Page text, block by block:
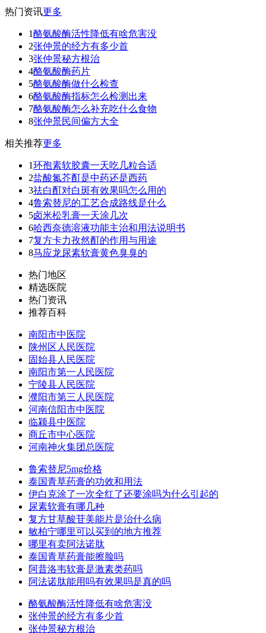
热门资讯更多
1酪氨酸酶活性降低有啥危害没
2张仲景的经方有多少首
3张仲景秘方根治
4酪氨酸酶药片
5酪氨酸酶做什么检查
6酪氨酸酶指标怎么检测出来
7酪氨酸酶怎么补充吃什么食物
8张仲景民间偏方大全
相关推荐更多
1环孢素软胶囊一天吃几粒合适
2盐酸氮芥酊是中药还是西药
3祛白酊对白斑有效果吗怎么用的
4鲁索替尼的工艺合成路线是什么
5卤米松乳膏一天涂几次
6哈西奈德溶液功能主治和用法说明书
7复方卡力孜然酊的作用与用途
8马应龙尿素软膏黄色臭臭的
热门地区
精选医院
热门资讯
推荐百科
南阳市中医院
陕州区人民医院
固始县人民医院
南阳市第一人民医院
宁陵县人民医院
濮阳市第三人民医院
河南信阳市中医院
临颍县中医院
商丘市中心医院
河南神火集团总医院
鲁索替尼5mg价格
泰国青草药膏的功效和用法
伊白克涂了一次全红了还要涂吗为什么引起的
尿素软膏有哪几种
复方甘草酸苷美能片是治什么病
敏柏宁哪里可以买到的地方推荐
哪里有卖阿法诺肽
泰国青草药膏能擦脸吗
阿昔洛韦软膏是激素类药吗
阿法诺肽能用吗有效果吗是真的吗
酪氨酸酶活性降低有啥危害没
张仲景的经方有多少首
张仲景秘方根治